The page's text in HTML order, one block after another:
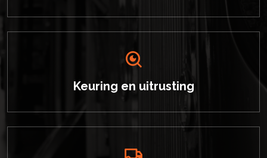
Keuring en uitrusting